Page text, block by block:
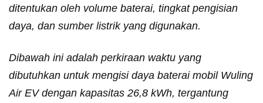
ditentukan oleh volume baterai, tingkat pengisian
daya, dan sumber listrik yang digunakan.
Dibawah ini adalah perkiraan waktu yang
dibutuhkan untuk mengisi daya baterai mobil Wuling
Air EV dengan kapasitas 26,8 kWh, tergantung